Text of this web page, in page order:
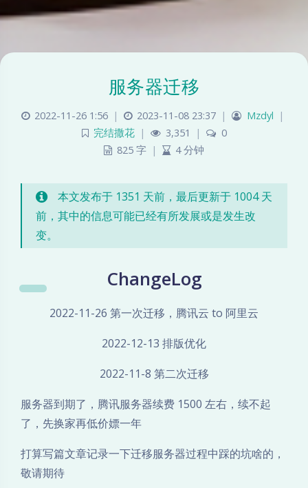
服务器迁移
2022-11-26 1:56 | 2023-11-08 23:37 | Mzdyl
|
完结撒花
| 3,351 |
0
825 字 | 4 分钟
本文发布于 1351 天前，最后更新于 1004 天
前，其中的信息可能已经有所发展或是发生改
变。
ChangeLog
2022-11-26 第一次迁移，腾讯云 to 阿里云
2022-12-13 排版优化
2022-11-8 第二次迁移
服务器到期了，腾讯服务器续费 1500 左右，续不起
了，先换家再低价嫖一年
打算写篇文章记录一下迁移服务器过程中踩的坑啥的，
敬请期待